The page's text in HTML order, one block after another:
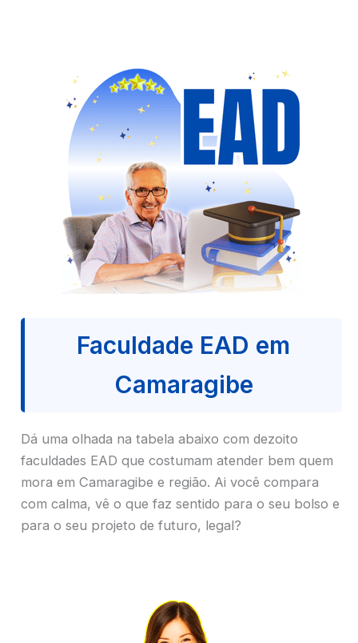
Faculdade EAD em
Camaragibe
Dá uma olhada na tabela abaixo com dezoito
faculdades EAD que costumam atender bem quem
mora em Camaragibe e região. Ai você compara
com calma, vê o que faz sentido para o seu bolso e
para o seu projeto de futuro, legal?